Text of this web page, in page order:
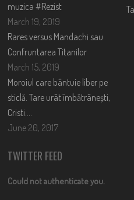
muzica #Rezist
March 19, 2019
Rares versus Mandachi sau
Confruntarea Titanilor
March 15, 2019
Moroiul care bântuie liber pe
sticlă. Tare urât îmbătrânești,
Cristi….
June 20, 2017
TWITTER FEED
Could not authenticate you.